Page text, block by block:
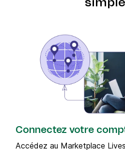
Connectez votre
Accédez au Marketplace